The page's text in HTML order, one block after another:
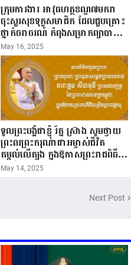
ក្រុមការងារ អាវុធហត្ថខណ្ឌ៧មករា
ចុះសួរសុខទុក្ខសមាជិក ដែលជួបគ្រោះ
ថ្នាក់ចរាចរណ៍ កំពុងសម្រាកព្យាបាល
នៅមន្ទីរពេទ្យ!
May 16, 2025
ទូលព្រះបង្គំជាខ្ញុំ រ័ត្ន ស្រ៊ាង សូមថ្វាយ
ព្រះពរព្រះករុណាជាអម្ចាស់ជីវិត
តម្កល់លើត្បូង ក្នុងឱកាសព្រះរាជពិធី
ចម្រើនព្រះជន្ម គម្រប់ខួប៧២ យាងចូល
May 14, 2025
Next Post